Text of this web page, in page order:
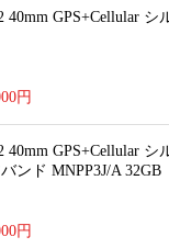
40mm GPS+Cellular
円
40mm GPS+Cellular
ンド MNPP3J/A 32GB
円